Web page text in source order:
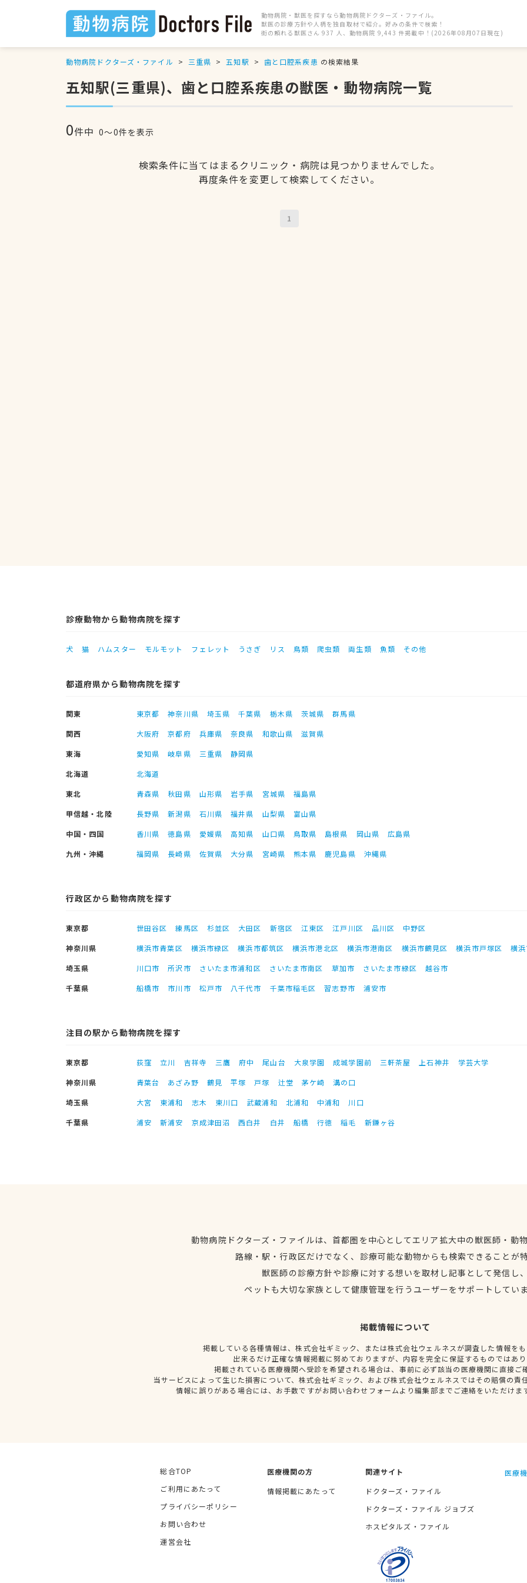
動物病院・獣医を探すなら動物病院ドクターズ・ファイル。
獣医の診療方針や人柄を独自取材で紹介。好みの条件で検索！
街の頼れる獣医さん 937 人、動物病院 9,443 件掲載中！(2026年08月07日現在)
動物病院ドクターズ・ファイル 三重県 五知駅 歯と口腔系疾患 の検索結果
五知駅(三重県)、歯と口腔系疾患の獣医・動物病院一覧
0件中 0〜0件を表示
検索条件に当てはまるクリニック・病院は見つかりませんでした。
再度条件を変更して検索してください。
1
診療動物から動物病院を探す
犬 猫 ハムスター モルモット フェレット うさぎ リス 鳥類 爬虫類 両生類 魚類 その他
都道府県から動物病院を探す
関東 東京都 神奈川県 埼玉県 千葉県 栃木県 茨城県
群馬県
関西
大阪府 京都府 兵庫県 奈良県 和歌山県
滋賀県
東海
愛知県 岐阜県 三重県
静岡県
北海道
北海道
東北
青森県 秋田県 山形県 岩手県 宮城県
福島県
甲信越・北陸
長野県 新潟県 石川県 福井県 山梨県
富山県
中国・四国
香川県 徳島県 愛媛県 高知県 山口県 鳥取県 島根県 岡山県
広島県
九州・沖縄
福岡県 長崎県 佐賀県 大分県 宮崎県 熊本県 鹿児島県 沖縄県
行政区から動物病院を探す
東京都 世田谷区 練馬区 杉並区 大田区 新宿区 江東区 江戸川区 品川区
中野区
神奈川県
横浜市青葉区 横浜市緑区 横浜市都筑区 横浜市港北区 横浜市港南区 横浜市鶴見区 横浜市戸塚区
横
埼玉県
川口市 所沢市 さいたま市浦和区 さいたま市南区 草加市 さいたま市緑区
越谷市
千葉県
船橋市 市川市 松戸市 八千代市 千葉市稲毛区 習志野市 浦安市
注目の駅から動物病院を探す
東京都 荻窪 立川 吉祥寺 三鷹 府中 尾山台 大泉学園 成城学園前 三軒茶屋 上石神井
学芸大学
神奈川県
青葉台 あざみ野 鶴見 平塚 戸塚 辻堂 茅ケ崎
溝の口
埼玉県
大宮 東浦和 志木 東川口 武蔵浦和 北浦和 中浦和
川口
千葉県
浦安 新浦安 京成津田沼 西白井 白井 船橋 行徳 稲毛 新鎌ヶ谷
動物病院ドクターズ・ファイルは、首都圏を中心としてエリア拡大中の獣医師・動
路線・駅・行政区だけでなく、診療可能な動物からも検索できることが
獣医師の診療方針や診療に対する想いを取材し記事として発信し
ペットも大切な家族として健康管理を行うユーザーをサポートしてい
掲載情報について
掲載している各種情報は、株式会社ギミック、または株式会社ウェルネスが調査した情報を
出来るだけ正確な情報掲載に努めておりますが、内容を完全に保証するものではあ
掲載されている医療機関へ受診を希望される場合は、事前に必ず該当の医療機関に直接ご
当サービスによって生じた損害について、株式会社ギミック、および株式会社ウェルネスではその賠償の責
情報に誤りがある場合には、お手数ですがお問い合わせフォームより編集部までご連絡をいただけま
総合TOP
ご利用にあたって
プライバシーポリシー
お問い合わせ
運営会社
医療機関の方
情報掲載にあたって
関連サイト
ドクターズ・ファイル
ドクターズ・ファイル ジョブズ
ホスピタルズ・ファイル
医療